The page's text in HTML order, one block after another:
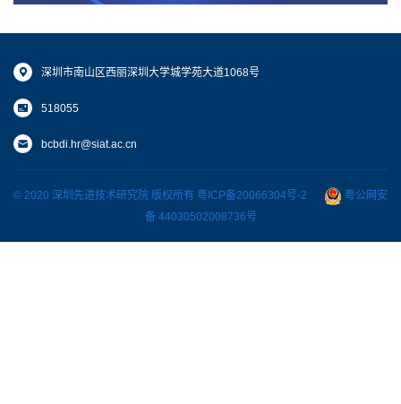
深圳市南山区西丽深圳大学城学苑大道1068号
518055
bcbdi.hr@siat.ac.cn
© 2020 深圳先进技术研究院 版权所有 粤ICP备20066304号-2
粤公网安
备 44030502008736号